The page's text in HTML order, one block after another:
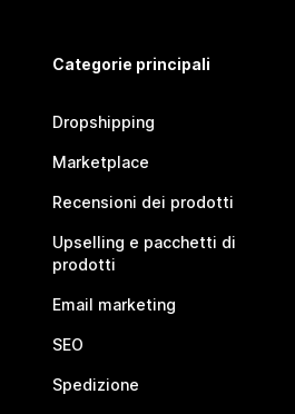
Categorie principali
Dropshipping
Marketplace
Recensioni dei prodotti
Upselling e pacchetti di
prodotti
Email marketing
SEO
Spedizione